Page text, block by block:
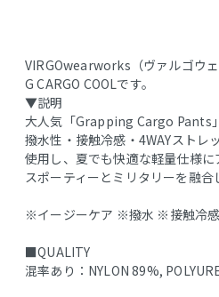
VIRGOwearworks（ヴァルゴウ
G CARGO COOLです。
▼説明
大人気「Grapping Cargo Pants
撥水性・接触冷感・4WAYストレ
使用し、夏でも快適な軽量仕様に
スポーティーとミリタリーを融合
※イージーケア ※撥水 ※接触冷
■QUALITY
混率あり：NYLON 89%,